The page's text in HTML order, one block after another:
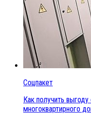
Соцпакет
Как получить
многоквартирного